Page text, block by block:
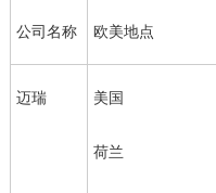
公司名称 欧美地点
迈瑞 美国
荷兰